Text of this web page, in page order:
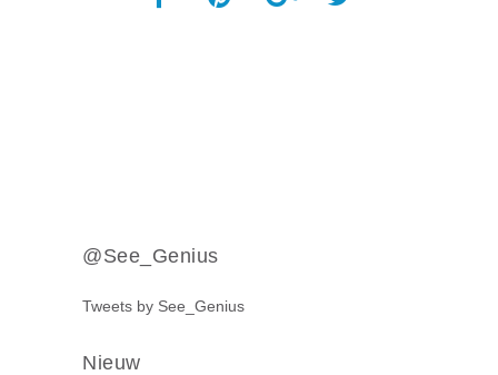
@See_Genius
Tweets by See_Genius
Nieuw